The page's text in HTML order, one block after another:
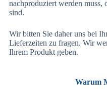
nachproduziert werden
sind.
Wir bitten Sie daher uns bei
Lieferzeiten zu fragen. Wir
Ihrem Produkt geben.
Warum